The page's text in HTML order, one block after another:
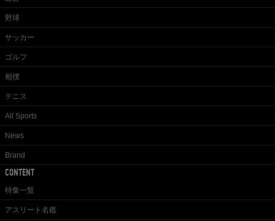
野球
サッカー
ゴルフ
相撲
テニス
All Sports
News
Brand
CONTENT
特集一覧
アスリート名鑑